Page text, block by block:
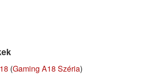
(Gaming A18 Széria)